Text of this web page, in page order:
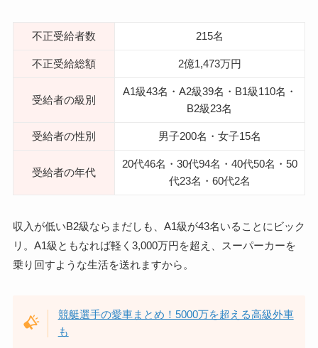
不正受給者数 215名
不正受給総額 2億1,473万円
受給者の級別
A1級43名・A2級39名・B1級110名・
B2級23名
受給者の性別 男子200名・女子15名
受給者の年代
20代46名・30代94名・40代50名・50
代23名・60代2名
収入が低いB2級ならまだしも、A1級が43名いることにビック
リ。A1級ともなれば軽く3,000万円を超え、スーパーカーを
乗り回すような生活を送れますから。
競艇選手の愛車まとめ！5000万を超える高級外車
も